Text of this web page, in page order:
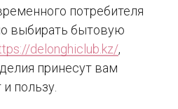
потребителя
выбирать бытовую
delonghiclub.kz/,
принесут вам
пользу.